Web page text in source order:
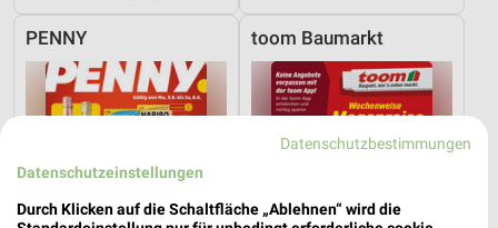
PENNY toom Baumarkt
Datenschutzbestimmungen
Datenschutzeinstellungen
Durch Klicken auf die Schaltfläche „Ablehnen“ wird die